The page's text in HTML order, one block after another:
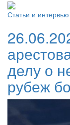
Статьи и интервью
делу о
рубеж